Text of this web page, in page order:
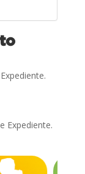
Expediente.